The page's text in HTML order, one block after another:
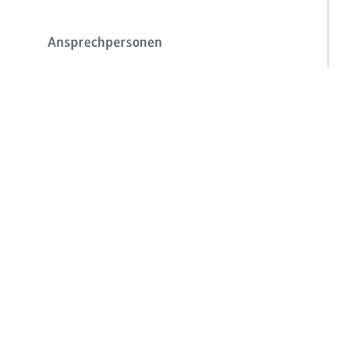
Ansprechpersonen